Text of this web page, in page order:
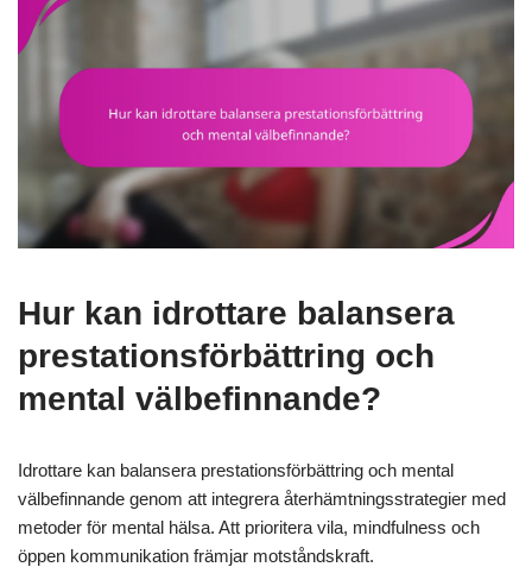
Hur kan idrottare balansera
prestationsförbättring och
mental välbefinnande?
Idrottare kan balansera prestationsförbättring och mental
välbefinnande genom att integrera återhämtningsstrategier med
metoder för mental hälsa. Att prioritera vila, mindfulness och
öppen kommunikation främjar motståndskraft.